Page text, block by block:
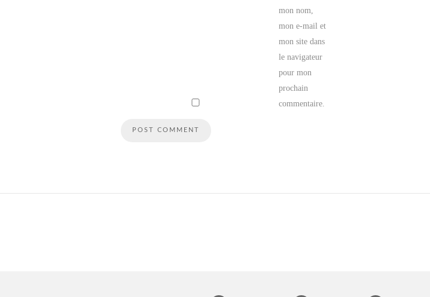
mon nom,
mon e-mail et
mon site dans
le navigateur
pour mon
prochain
commentaire.